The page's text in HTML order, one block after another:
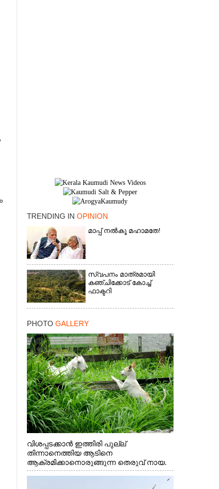
TRENDING IN OPINION
മാപ്പ് നൽകൂ മഹാമതേ!
സ്വപനം മാത്രമായി
കഞ്ചിക്കോട് കോച്ച്
ഫാക്ടറി
PHOTO GALLERY
വിശപ്പടക്കാൻ ഇത്തിരി പുല്ല്
തിന്നാനെത്തിയ ആടിനെ
ആക്രമിക്കാനൊരുങ്ങുന്ന തെരുവ് നായ.
എറണാകുളം വാത്തുരുത്തിയിൽ നിന്നുള്ള
×